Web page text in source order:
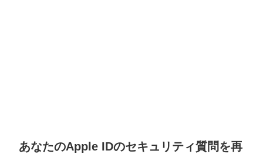
あなたのApple IDのセキュリティ質問を再